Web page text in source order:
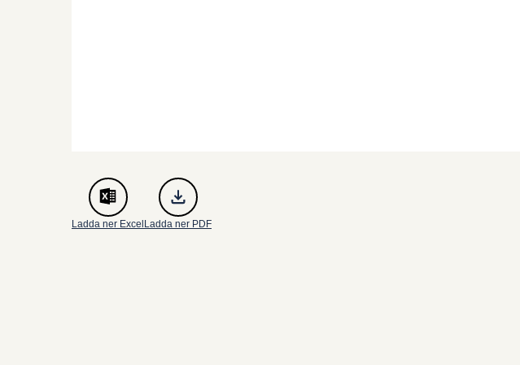
Ladda ner Excel Ladda ner PDF